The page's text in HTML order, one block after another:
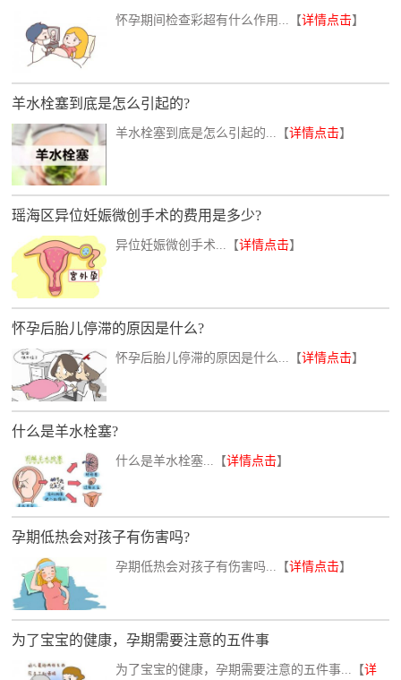
怀孕期间检查彩超有什么作用...【详情点击】
羊水栓塞到底是怎么引起的?
羊水栓塞到底是怎么引起的...【详情点击】
瑶海区异位妊娠微创手术的费用是多少?
异位妊娠微创手术...【详情点击】
怀孕后胎儿停滞的原因是什么?
怀孕后胎儿停滞的原因是什么...【详情点击】
什么是羊水栓塞?
什么是羊水栓塞...【详情点击】
孕期低热会对孩子有伤害吗?
孕期低热会对孩子有伤害吗...【详情点击】
为了宝宝的健康，孕期需要注意的五件事
为了宝宝的健康，孕期需要注意的五件事...【详